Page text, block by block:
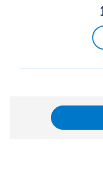
які
Однією з таких
Він інгібує